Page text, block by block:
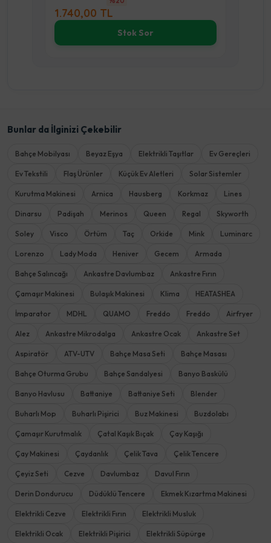
1.740,00 TL
Stok Sor
Bunlar da İlginizi Çekebilir
Bahçe Mobilyası Beyaz Eşya Elektrikli Taşıtlar Ev Gereçleri
Ev Tekstili Flaş Ürünler Küçük Ev Aletleri Solar Sistemler
Kurutma Makinesi Arnica Hausberg Korkmaz Lines
Dinarsu Padişah Merinos Queen Regal Skyworth
Soley Visco Örtüm Taç Orkide Mink Luminarc
Lorenzo Lady Moda Heniver Gecem Armada
Bahçe Salıncağı Ankastre Davlumbaz Ankastre Fırın
Çamaşır Makinesi Bulaşık Makinesi Klima HEATASHEA
İmparator MDHL QUAMO Freddo Freddo Airfryer
Alez Ankastre Mikrodalga Ankastre Ocak Ankastre Set
Aspiratör ATV-UTV Bahçe Masa Seti Bahçe Masası
Bahçe Oturma Grubu Bahçe Sandalyesi Banyo Baskülü
Banyo Havlusu Battaniye Battaniye Seti Blender
Buharlı Mop Buharlı Pişirici Buz Makinesi Buzdolabı
Çamaşır Kurutmalık Çatal Kaşık Bıçak Çay Kaşığı
Çay Makinesi Çaydanlık Çelik Tava Çelik Tencere
Çeyiz Seti Cezve Davlumbaz Davul Fırın
Derin Dondurucu Düdüklü Tencere Ekmek Kızartma Makinesi
Elektrikli Cezve Elektrikli Fırın Elektrikli Musluk
Elektrikli Ocak Elektrikli Pişirici Elektrikli Süpürge